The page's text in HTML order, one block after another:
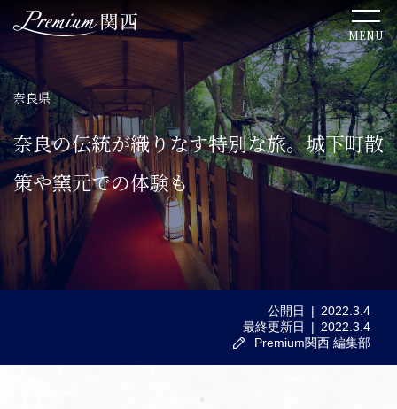
TOP
関西のこだわりステイ
関西ならではの美食体験
ここでしか出会えない絶景
MENU
奈良県
奈良の伝統が織りなす特別な旅。城下町散
策や窯元での体験も
公開日
2022.3.4
最終更新日
2022.3.4
Premium関西 編集部